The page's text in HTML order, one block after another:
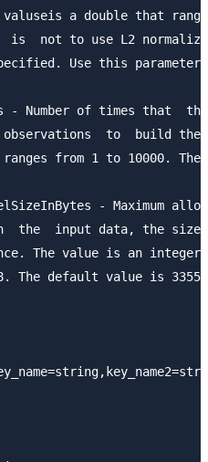
a double that
is  not to use L2
Use this parameter
- Number of times that
to  build the
from 1 to 10000. The
- Maximum
the  input data, the size
The value is an integer
The default value is